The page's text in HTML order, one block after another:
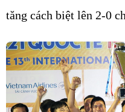
tăng cách biệt lên 2-0